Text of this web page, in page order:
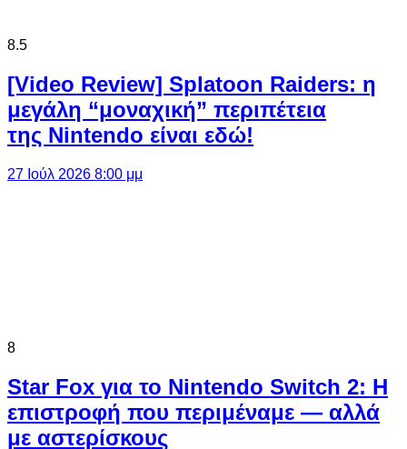
8.5
[Video Review] Splatoon Raiders: η
μεγάλη “μοναχική” περιπέτεια
της Nintendo είναι εδώ!
27 Ιούλ 2026 8:00 μμ
8
Star Fox για το Nintendo Switch 2: Η
επιστροφή που περιμέναμε — αλλά
με αστερίσκους